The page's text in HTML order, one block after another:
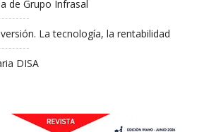
de Grupo Infrasal
La tecnología, la rentabilidad
DISA